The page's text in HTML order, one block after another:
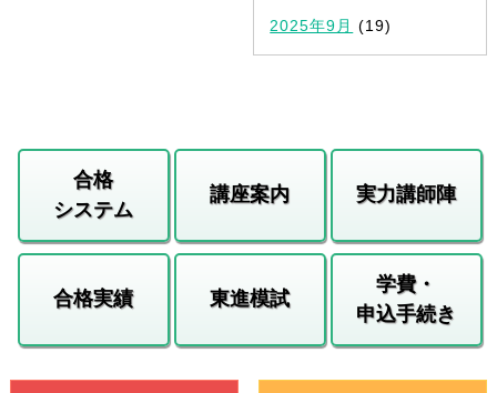
2025年9月 (19)
合格
システム
講座案内 実力講師陣
合格実績 東進模試
学費・
申込手続き